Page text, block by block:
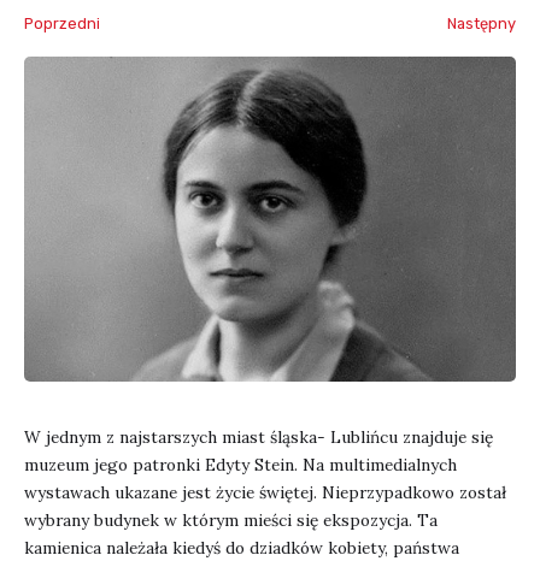
Poprzedni Następny
W jednym z najstarszych miast śląska- Lublińcu znajduje się
muzeum jego patronki Edyty Stein. Na multimedialnych
wystawach ukazane jest życie świętej. Nieprzypadkowo został
wybrany budynek w którym mieści się ekspozycja. Ta
kamienica należała kiedyś do dziadków kobiety, państwa